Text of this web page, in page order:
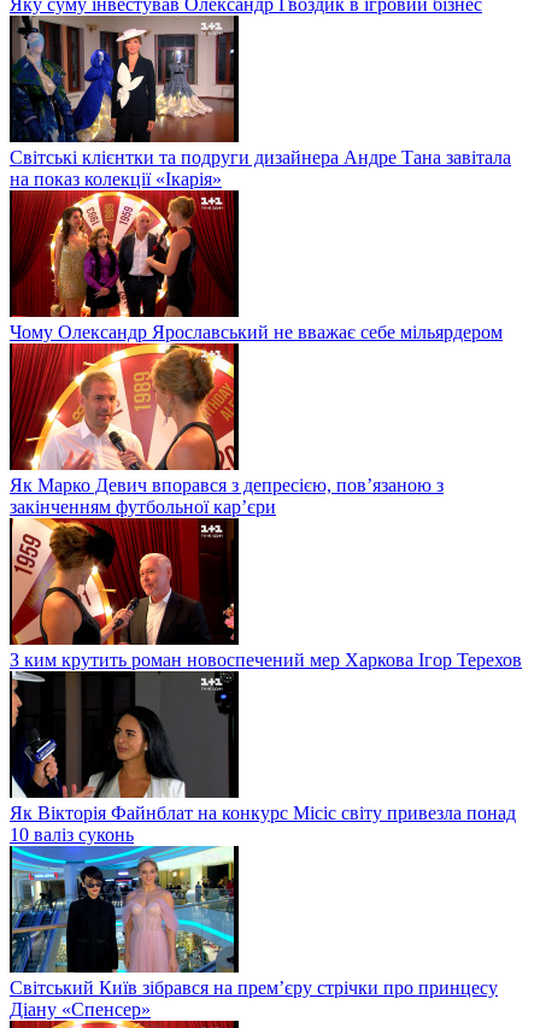
Світські клієнтки та подруги дизайнера Андре Тана завітала
на показ колекції «Ікарія»
Чому Олександр Ярославський не вважає себе мільярдером
Як Марко Девич впорався з депресією, пов’язаною з
закінченням футбольної кар’єри
З ким крутить роман новоспечений мер Харкова Ігор Терехов
Як Вікторія Файнблат на конкурс Місіс світу привезла понад
10 валіз суконь
Світський Київ зібрався на прем’єру стрічки про принцесу
Діану «Спенсер»